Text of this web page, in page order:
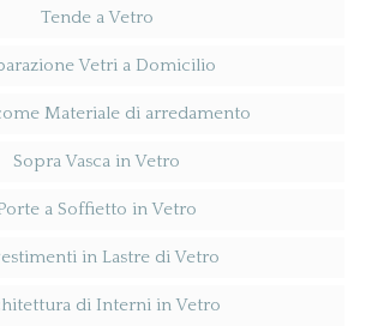
Tende a Vetro
Vetri a Domicilio
Materiale di arredamento
Sopra Vasca in Vetro
a Soffietto in Vetro
in Lastre di Vetro
di Interni in Vetro